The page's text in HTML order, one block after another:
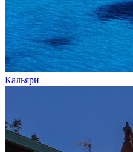
Кальяри